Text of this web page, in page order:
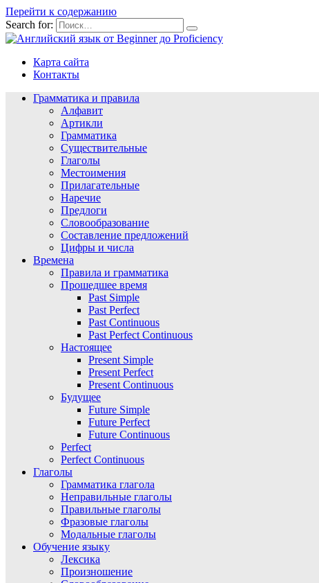
Перейти к содержанию
Search for:
Карта сайта
Контакты
Грамматика и правила
Алфавит
Артикли
Грамматика
Существительные
Глаголы
Местоимения
Прилагательные
Наречие
Предлоги
Словообразование
Составление предложений
Цифры и числа
Времена
Правила и грамматика
Прошедшее время
Past Simple
Past Perfect
Past Continuous
Past Perfect Continuous
Настоящее
Present Simple
Present Perfect
Present Continuous
Будущее
Future Simple
Future Perfect
Future Continuous
Perfect
Perfect Continuous
Глаголы
Грамматика глагола
Неправильные глаголы
Правильные глаголы
Фразовые глаголы
Модальные глаголы
Обучение языку
Лексика
Произношение